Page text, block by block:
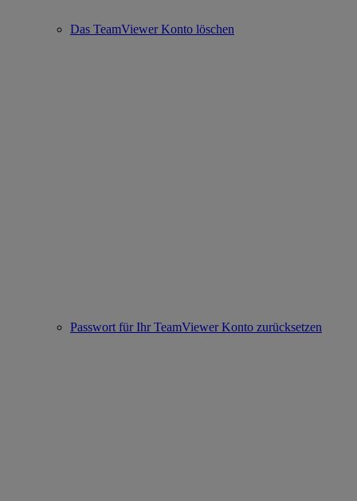
Das TeamViewer Konto löschen
Passwort für Ihr TeamViewer Konto zurücksetzen